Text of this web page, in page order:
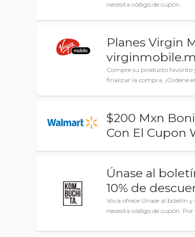
necesita código de cupón.
Planes Virgin
Compre su producto favorito
finalizar la compra. ¡Ordene
$200 Mxn
Con El Cupon
Únase al
10% de
Vova ofrece Únase al boletín
necesita código de cupón.